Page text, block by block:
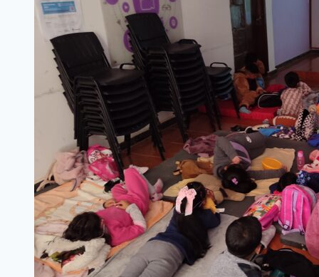
PROPIEDADES
EL
BARRIO
PERPETUO
SOCORRO